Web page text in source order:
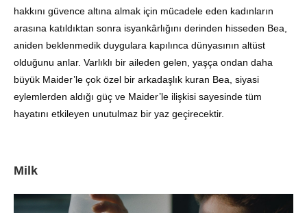
hakkını güvence altına almak için mücadele eden kadınların
arasına katıldıktan sonra isyankârlığını derinden hisseden Bea,
aniden beklenmedik duygulara kapılınca dünyasının altüst
olduğunu anlar. Varlıklı bir aileden gelen, yaşça ondan daha
büyük Maider’le çok özel bir arkadaşlık kuran Bea, siyasi
eylemlerden aldığı güç ve Maider’le ilişkisi sayesinde tüm
hayatını etkileyen unutulmaz bir yaz geçirecektir.
Milk